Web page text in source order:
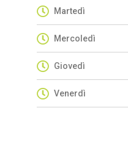
Martedì
Mercoledì
Giovedì
Venerdì